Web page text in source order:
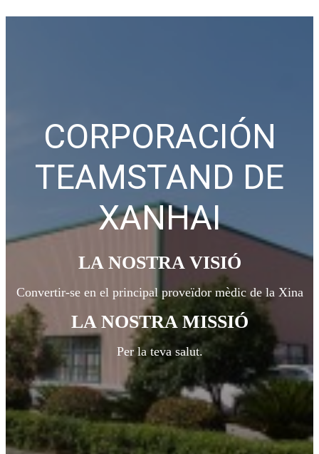
CORPORACIÓN
TEAMSTAND DE
XANHAI
LA NOSTRA VISIÓ
Convertir-se en el principal proveïdor mèdic de la Xina
LA NOSTRA MISSIÓ
Per la teva salut.